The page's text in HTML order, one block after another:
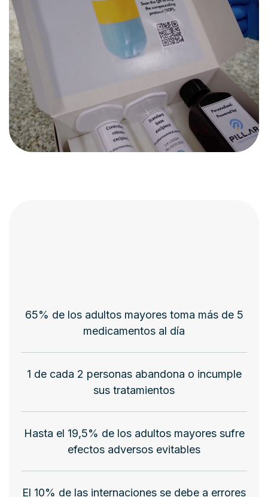
65% de los adultos mayores toma más de 5
medicamentos al día
1 de cada 2 personas abandona o incumple
sus tratamientos
Hasta el 19,5% de los adultos mayores sufre
efectos adversos evitables
El 10% de las internaciones se debe a errores